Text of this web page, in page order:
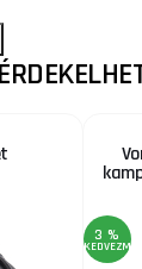
3 %
KEDVEZMÉNY